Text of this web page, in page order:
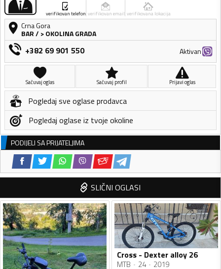
verifikovan telefon verifikovan email verifikovana lokacija
Crna Gora
BAR/ > OKOLINA GRADA
+382 69 901 550 Aktivan
Sačuvaj oglas Sačuvaj profil Prijavi oglas
Pogledaj sve oglase prodavca
Pogledaj oglase iz tvoje okoline
PODIJELI SA PRIJATELJIMA
SLIČNI OGLASI
Cross - Dexter alloy 26
MTB 24 2019